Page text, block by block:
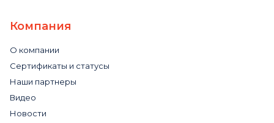
Компания
О компании
Сертификаты и статусы
Наши партнеры
Видео
Новости